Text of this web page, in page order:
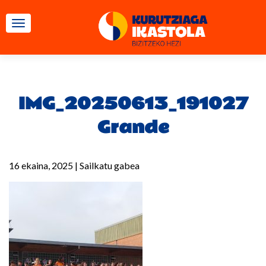
TOGGLE NAVIGATION
IMG_20250613_191027
Grande
16 ekaina, 2025 | Sailkatu gabea